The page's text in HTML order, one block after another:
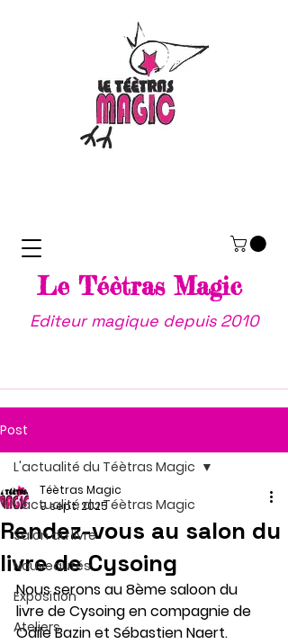
Le Téètras Magic
Editeur magique depuis 2010
Post
L'actualité du Téètras Magic
Salon du livre
Nouveautés
Exposition
Ateliers
L'actualité du Téètras Magic
Rendez-vous au salon du
livre de Cysoing
Téètras Magic
9 sept. 2025
Nous serons au 8ème saloon du
livre de Cysoing en compagnie de
Odile Bazin et Sébastien Naert.